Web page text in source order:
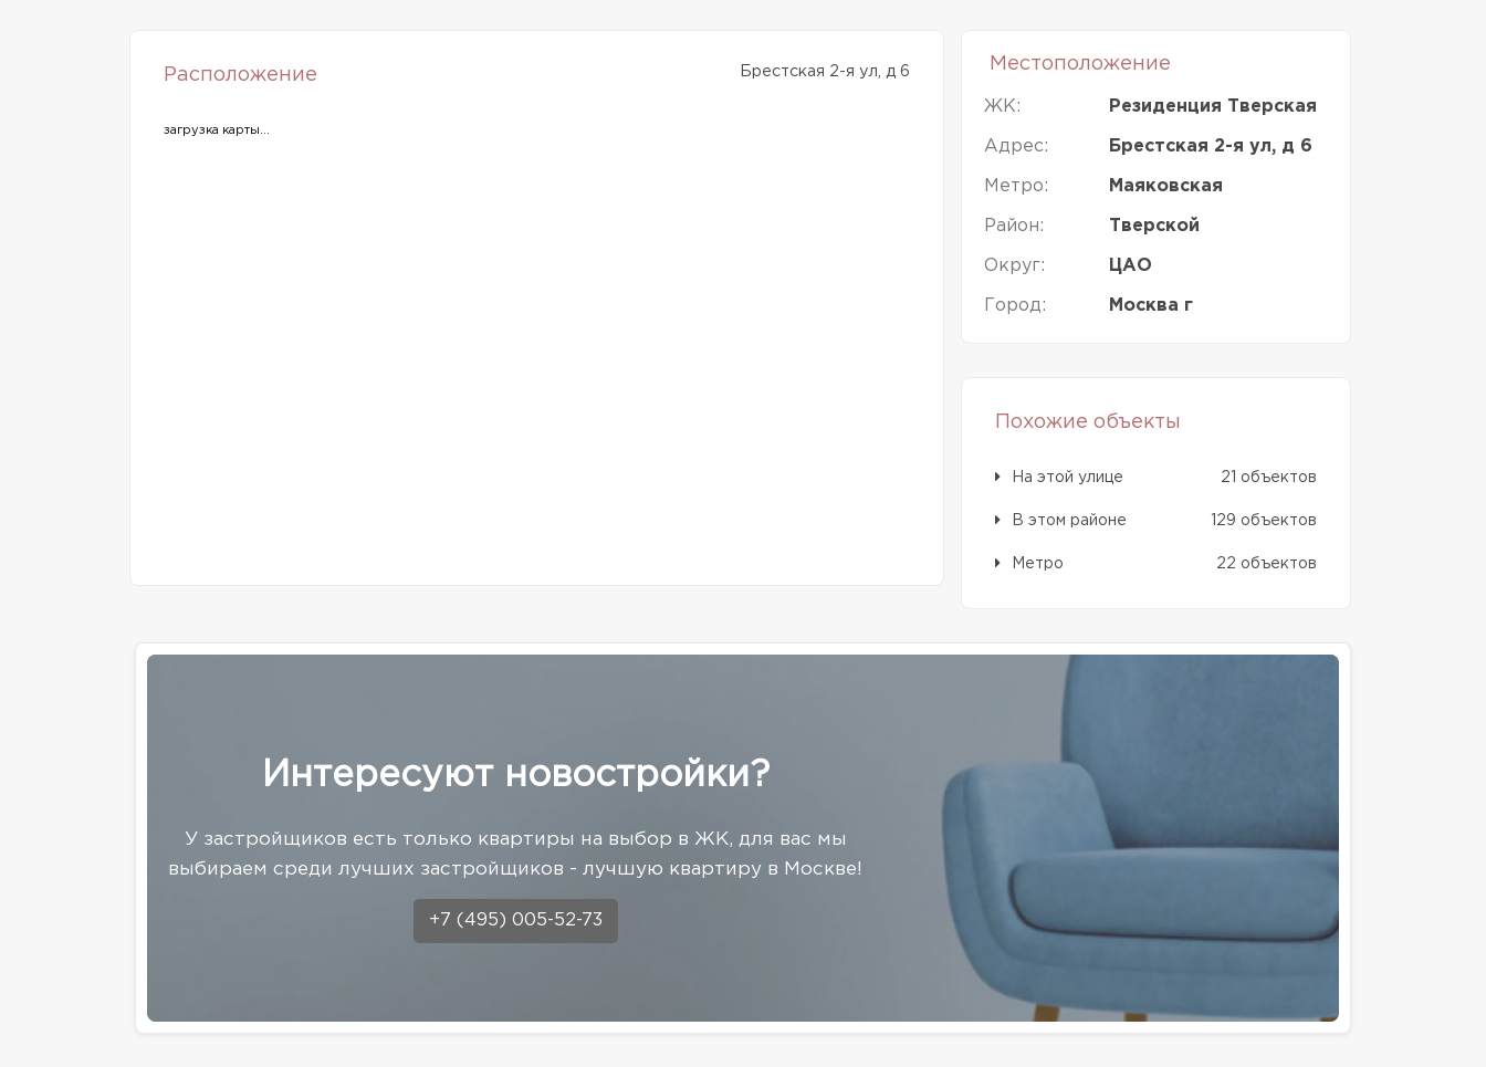
Расположение Брестская 2-я ул, д 6
загрузка карты...
Местоположение
ЖК: Резиденция Тверская
Адрес: Брестская 2-я ул, д 6
Метро: Маяковская
Район: Тверской
Округ: ЦАО
Город: Москва г
Похожие объекты
На этой улице 21 объектов
В этом районе 129 объектов
Метро 22 объектов
Интересуют новостройки?
У застройщиков есть только квартиры на выбор в ЖК, для вас мы
выбираем среди лучших застройщиков - лучшую квартиру в Москве!
+7 (495) 005-52-73